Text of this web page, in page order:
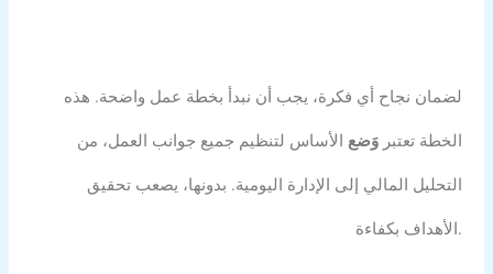
لضمان نجاح أي فكرة، يجب أن نبدأ بخطة عمل واضحة. هذه
الخطة تعتبر وَضع الأساس لتنظيم جميع جوانب العمل، من
التحليل المالي إلى الإدارة اليومية. بدونها، يصعب تحقيق
الأهداف بكفاءة.